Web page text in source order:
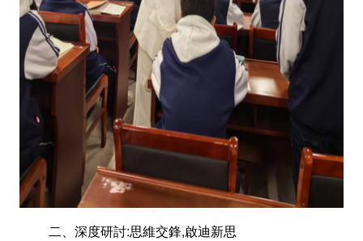
二、深度研討:思維交鋒,啟迪新思